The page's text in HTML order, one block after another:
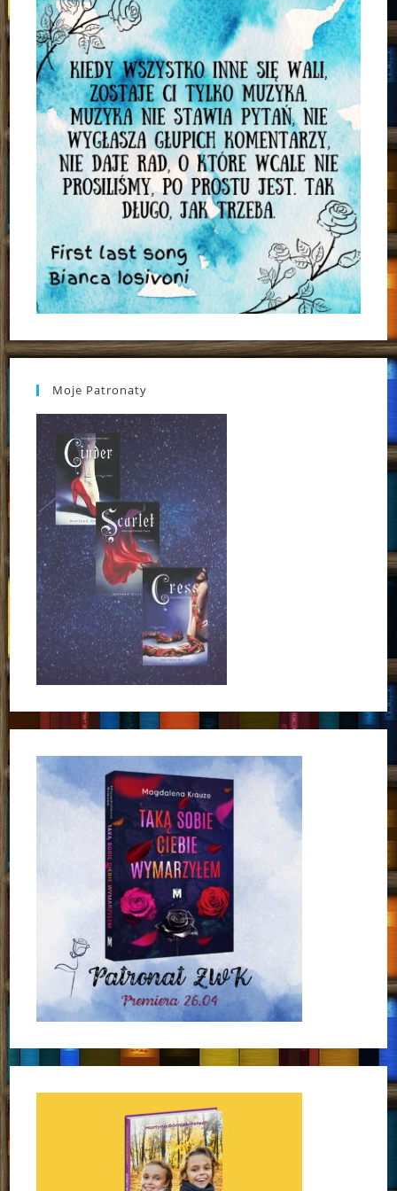
Moje Patronaty